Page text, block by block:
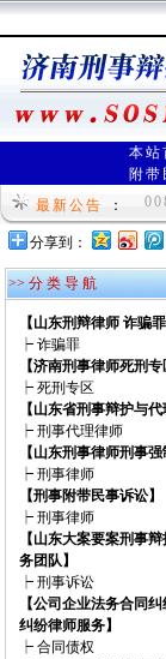
本站
附带
最新公告
：
欢
济
分享到：
>> 分 类 导 航
【山东刑辩律师 诈骗罪
┝ 诈骗罪
【济南刑事律师死刑专
┝ 死刑专区
【山东省刑事辩护与代
┝ 刑事代理律师
【山东刑事律师刑事强
┝ 刑事律师
【刑事附带民事诉讼】
┝ 刑事律师
【山东大案要案刑事
务团队】
┝ 刑事诉讼
【公司企业法务合同
纠纷律师服务】
┝ 合同债权